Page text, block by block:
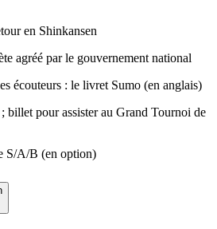
en Shinkansen
agréé par le gouvernement national
écouteurs : le livret Sumo (en anglais)
billet pour assister au Grand Tournoi de
S/A/B (en option)